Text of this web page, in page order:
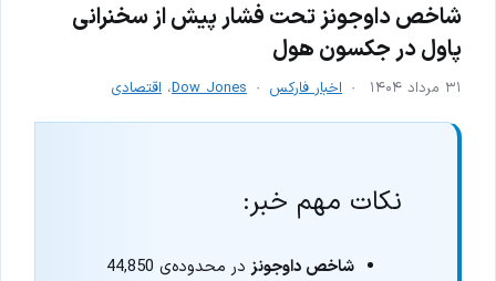
شاخص داوجونز تحت فشار پیش از سخنرانی
پاول در جکسون هول
۳۱ مرداد ۱۴۰۴ اخبار فارکس Dow Jones، اقتصادی
نکات مهم خبر:
شاخص داوجونز
در محدوده‌ی 44,850